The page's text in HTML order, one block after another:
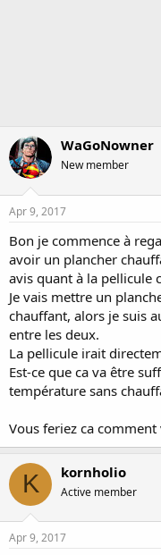
WaGoNowner
New member
Apr 9, 2017
Bon je commence à
avoir un plancher
avis quant à la pellicule
Je vais mettre un
chauffant, alors je suis
entre les deux.
La pellicule irait
Est-ce que ca va être
température sans
Vous feriez ca comment
K kornholio
Active member
Apr 9, 2017